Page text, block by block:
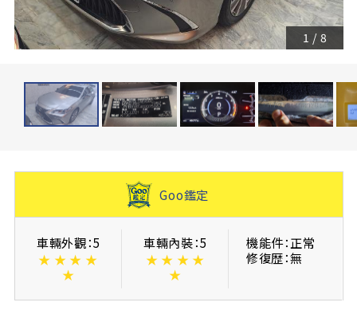
1 / 8
Goo鑑定
車輛外觀：5
★ ★ ★ ★
★
車輛內裝：5
★ ★ ★ ★
★
機能件：正常
修復歴：無